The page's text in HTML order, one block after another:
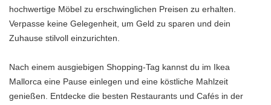
hochwertige Möbel zu erschwinglichen Preisen zu erhalten.
Verpasse keine Gelegenheit, um Geld zu sparen und dein
Zuhause stilvoll einzurichten.
Nach einem ausgiebigen Shopping-Tag kannst du im Ikea
Mallorca eine Pause einlegen und eine köstliche Mahlzeit
genießen. Entdecke die besten Restaurants und Cafés in der